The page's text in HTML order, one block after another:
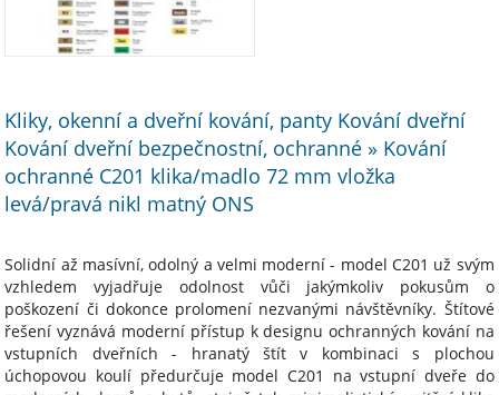
Kliky, okenní a dveřní kování, panty Kování dveřní
Kování dveřní bezpečnostní, ochranné » Kování
ochranné C201 klika/madlo 72 mm vložka
levá/pravá nikl matný ONS
Solidní až masívní, odolný a velmi moderní - model C201 už svým
vzhledem vyjadřuje odolnost vůči jakýmkoliv pokusům o
poškození či dokonce prolomení nezvanými návštěvníky. Štítové
řešení vyznává moderní přístup k designu ochranných kování na
vstupních dveřních - hranatý štít v kombinaci s plochou
úchopovou koulí předurčuje model C201 na vstupní dveře do